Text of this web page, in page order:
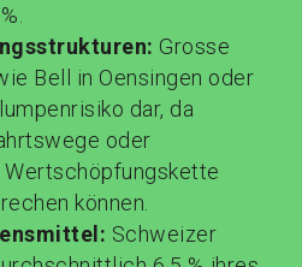
Grosse
Bell in Oensingen oder
dar, da
oder
Wertschöpfungskette
können.
Schweizer